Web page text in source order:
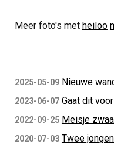
Meer foto's met heiloo
2025-05-09 Nieuwe
2023-06-07 Gaat dit
2022-09-25 Meisje
2020-07-03 Twee